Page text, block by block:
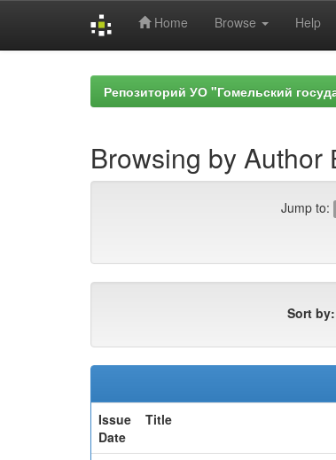
Home Browse Help
Репозиторий УО "Гомельский
Browsing by
Jump to:
Sort by:
Issue
Date
Title